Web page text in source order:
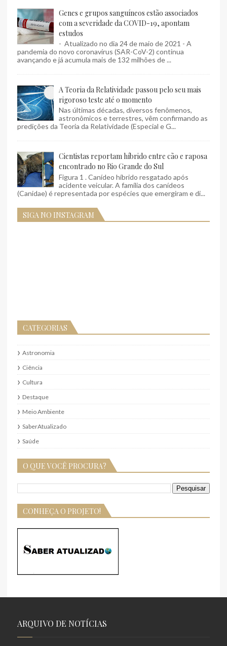
Genes e grupos sanguíneos estão associados
com a severidade da COVID-19, apontam
estudos
- Atualizado no dia 24 de maio de 2021 - A
pandemia do novo coronavírus (SAR-CoV-2) continua
avançando e já acumula mais de 132 milhões de ...
A Teoria da Relatividade passou pelo seu mais
rigoroso teste até o momento
Nas últimas décadas, diversos fenômenos,
astronômicos e terrestres, vêm confirmando as
predições da Teoria da Relatividade (Especial e G...
Cientistas reportam híbrido entre cão e raposa
encontrado no Rio Grande do Sul
Figura 1 . Canídeo híbrido resgatado após
acidente veicular. A família dos canídeos
(Canidae) é representada por espécies que emergiram e di...
SIGA NO INSTAGRAM
CATEGORIAS
Astronomia
Ciência
Cultura
Destaque
Meio Ambiente
SaberAtualizado
Saúde
O QUE VOCÊ PROCURA?
CONHEÇA O PROJETO!
ARQUIVO DE NOTÍCIAS